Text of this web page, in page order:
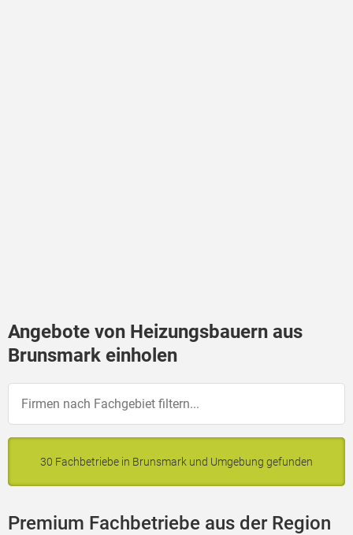
Angebote von Heizungsbauern aus
Brunsmark einholen
30 Fachbetriebe in Brunsmark und Umgebung gefunden
Premium Fachbetriebe aus der Region